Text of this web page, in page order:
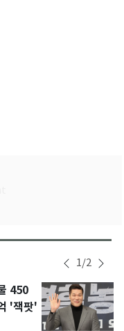
1/2
450
'잭팟'